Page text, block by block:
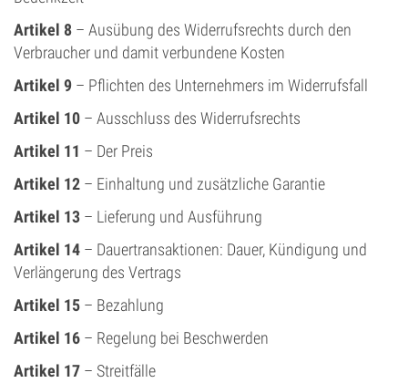
Artikel 8 – Ausübung des Widerrufsrechts durch den
Verbraucher und damit verbundene Kosten
Artikel 9 – Pflichten des Unternehmers im Widerrufsfall
Artikel 10 – Ausschluss des Widerrufsrechts
Artikel 11 – Der Preis
Artikel 12 – Einhaltung und zusätzliche Garantie
Artikel 13 – Lieferung und Ausführung
Artikel 14 – Dauertransaktionen: Dauer, Kündigung und
Verlängerung des Vertrags
Artikel 15 – Bezahlung
Artikel 16 – Regelung bei Beschwerden
Artikel 17 – Streitfälle